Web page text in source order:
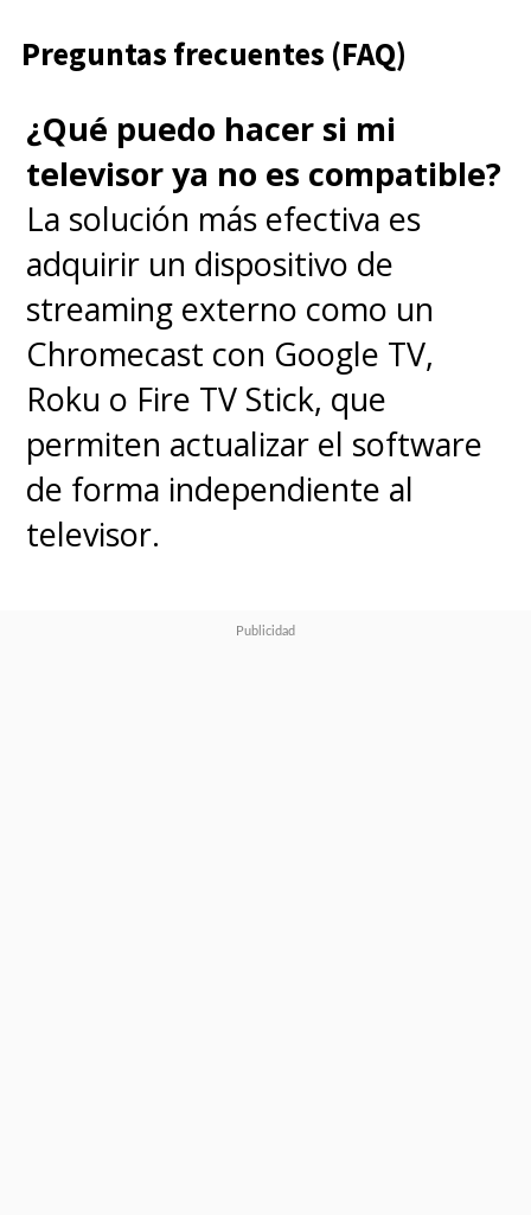
Preguntas frecuentes (FAQ)
¿Qué puedo hacer si mi
televisor ya no es compatible?
La solución más efectiva es
adquirir un dispositivo de
streaming externo como un
Chromecast con Google TV,
Roku o Fire TV Stick, que
permiten actualizar el software
de forma independiente al
televisor.